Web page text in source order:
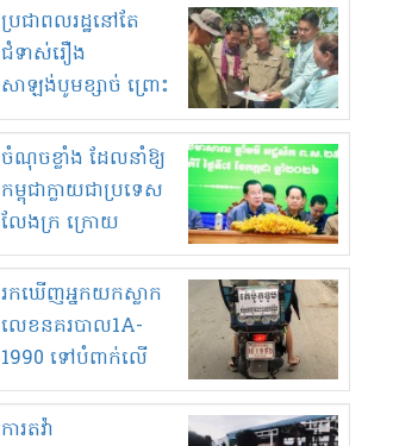
មួយចំនួនទៀត
កំពង់តែគុបគិតគ្នា
ធ្វើសកម្មភាពរកស៊ីនិង
ស្តុកទំនិញគេចពន្ធ?
ប្រជាពលរដ្ឋនៅតែ
ជំទាស់រឿង
សាឡង់បូមខ្សាច់ ព្រោះ
ខ្លាចបាក់ច្រាំងទៀត!
ចំណុចខ្លាំង ដែលនាំឱ្យ
កម្ពុជាក្លាយជាប្រទេស
លែងក្រ ក្រោយ
ឆ្នាំ២០៣០
រកឃើញអ្នកយកស្លាក
លេខនគរបាល1A-
1990 ទៅបំពាក់លើ
ម៉ូតូរបស់ខ្លួន ដាកផ្លាក
រត់ឌុបហើយ
ការតវ៉ា